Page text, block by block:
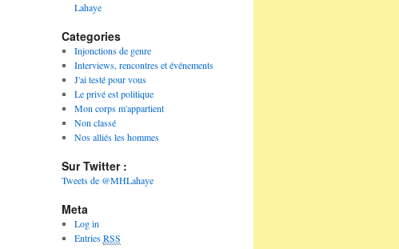
Lahaye
Categories
Injonctions de genre
Interviews, rencontres et événements
J'ai testé pour vous
Le privé est politique
Mon corps m'appartient
Non classé
Nos alliés les hommes
Sur Twitter :
Tweets de @MHLahaye
Meta
Log in
EntriesRSS